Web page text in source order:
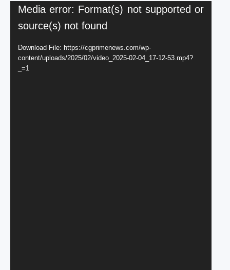
Video
Player
Media error: Format(s) not supported or
source(s) not found
Download File: https://cgprimenews.com/wp-
content/uploads/2025/02/video_2025-02-04_17-12-53.mp4?
_=1